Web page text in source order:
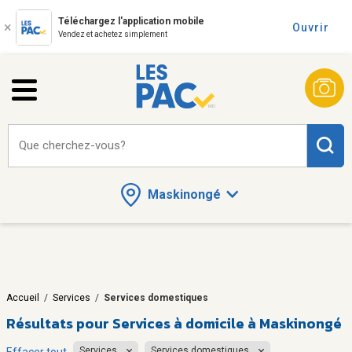
Téléchargez l'application mobile
Vendez et achetez simplement
Ouvrir
Maskinongé
Que cherchez-vous?
Accueil / Services / Services domestiques
Résultats pour Services à domicile à Maskinongé